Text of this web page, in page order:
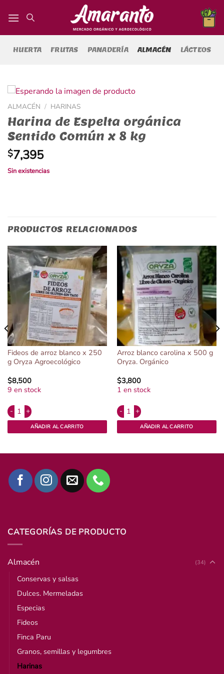
HUERTA FRUTAS PANADERÍA ALMACÉN LÁCTEOS
ALMACÉN / HARINAS
Harina de Espelta orgánica
Sentido Común x 8 kg
$7,395
Sin existencias
PRODUCTOS RELACIONADOS
Fideos de arroz blanco x 250
g Oryza Agroecológico
$8,500
9 en stock
Fideos de arroz blanco x 250 g Oryza Agroecológico cantidad
AÑADIR AL CARRITO
Arroz blanco carolina x 500 g
Oryza. Orgánico
$3,800
1 en stock
Arroz blanco carolina x 500 g
AÑADIR AL CARRITO
Seis Inas, Agroecologica cantidad
CATEGORÍAS DE PRODUCTO
Almacén (34)
Conservas y salsas
Dulces. Mermeladas
Especias
Fideos
Finca Paru
Granos, semillas y legumbres
Harinas